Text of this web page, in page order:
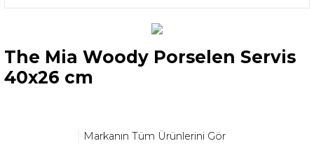
The Mia Woody Porselen Servis
40x26 cm
Markanın Tüm Ürünlerini Gör